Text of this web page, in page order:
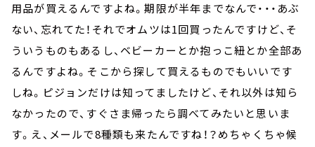
用品が買えるんですよね。期限が半年までなんで・・・あぶ
ない、忘れてた！それでオムツは1回買ったんですけど、そ
ういうものもあるし、ベビーカーとか抱っこ紐とか全部あ
るんですよね。そこから探して買えるものでもいいです
しね。ピジョンだけは知ってましたけど、それ以外は知ら
なかったので、すぐさま帰ったら調べてみたいと思いま
す。え、メールで8種類も来たんですね！？めちゃくちゃ候